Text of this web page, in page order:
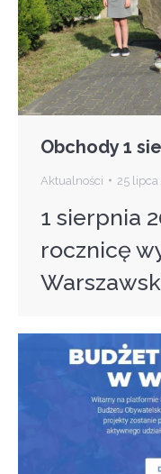
Obchody 1
Aktualności 25 lipca
1 sierpnia
rocznicę